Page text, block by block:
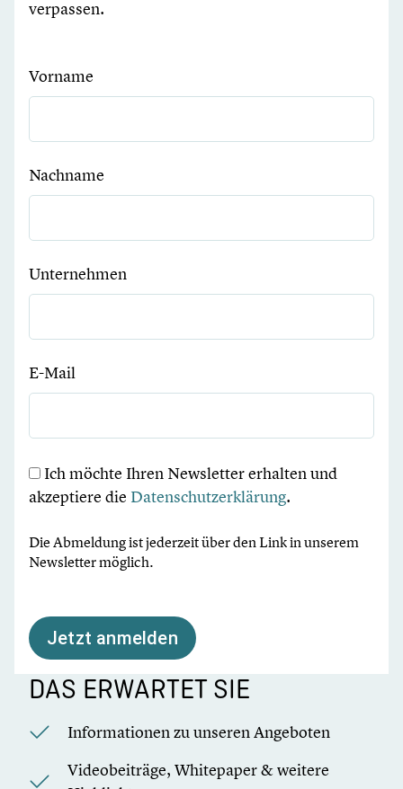
verpassen.
Vorname
Nachname
Unternehmen
E-Mail
Ich möchte Ihren Newsletter erhalten und
akzeptiere die Datenschutzerklärung.
Die Abmeldung ist jederzeit über den Link in unserem
Newsletter möglich.
Jetzt anmelden
DAS ERWARTET SIE
Informationen zu unseren Angeboten
Videobeiträge, Whitepaper & weitere